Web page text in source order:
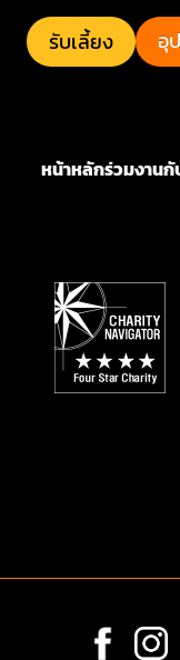
รับเลี้ยง อุ
หน้าหลักร่วมงานกั